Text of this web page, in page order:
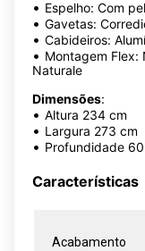
• Espelho: Com
• Gavetas:
• Cabideiros:
• Montagem
Naturale
Dimensões:
• Altura 234 cm
• Largura 273 cm
• Profundidade
Características
Acabamento